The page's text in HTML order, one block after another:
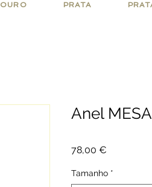
OURO PRATA
Anel
78,00 €
Tamanho *